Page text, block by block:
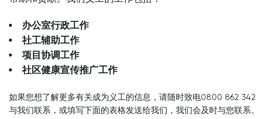
办公室行政工作
社工辅助工作
项目协调工作
社区健康宣传推广工作
如果您想了解更多有关成为义工的信息，请随时致电0800 862 342（
与我们联系，或填写下面的表格发送给我们，我们会及时与您联系。